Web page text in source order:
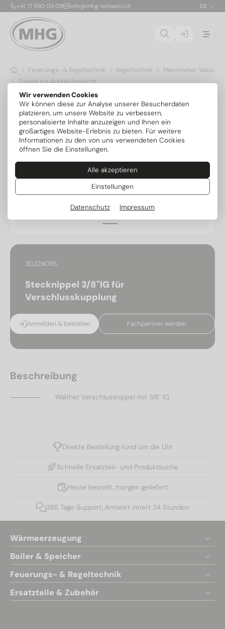
Wir verwenden Cookies
Wir können diese zur Analyse unserer Besucherdaten
platzieren, um unsere Website zu verbessern,
personalisierte Inhalte anzuzeigen und Ihnen ein
großartiges Website-Erlebnis zu bieten. Für weitere
Informationen zu den von uns verwendeten Cookies
öffnen Sie die Einstellungen.
Alle akzeptieren
Einstellungen
Datenschutz Impressum
+41 71 990 09 09 info@mhg-schweiz.ch DE
Feuerungs- & Regeltechnik Regeltechnik
Manometer,
Zurück zur Artikelübersicht
30.229095
Stecknippel 3/8"IG für
Verschlusskupplung
Anmelden & bestellen Fachpartner werden
Beschreibung
Walther Verschlussnippel mit 3/8" IG
Direkte Bestellung rund um die Uhr
Schnelle Ersatzteil- und Produktsuche
Heute bestellt, morgen geliefert
365 Tage Support, Antwort innert 24 Stunden
Wärmeerzeugung
Boiler & Speicher
Feuerungs- & Regeltechnik
Ersatzteile & Zubehör